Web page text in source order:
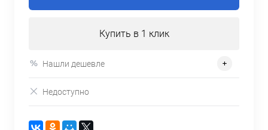
Купить в 1 клик
Нашли дешевле
Недоступно